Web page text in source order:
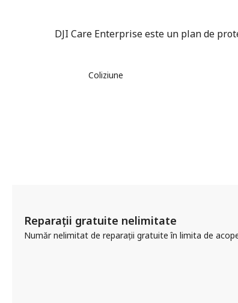
DJI Care Enterprise este un plan de
Coliziune
Reparații gratuite nelimitate
Număr nelimitat de reparații gratuite în limita de